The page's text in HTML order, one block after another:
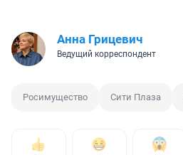
Анна Грицевич
Ведущий корреспондент
Росимущество Сити Плаза